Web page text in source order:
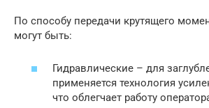
По способу передачи крутящего
могут быть:
Гидравлические – для
применяется технология
что облегчает работу